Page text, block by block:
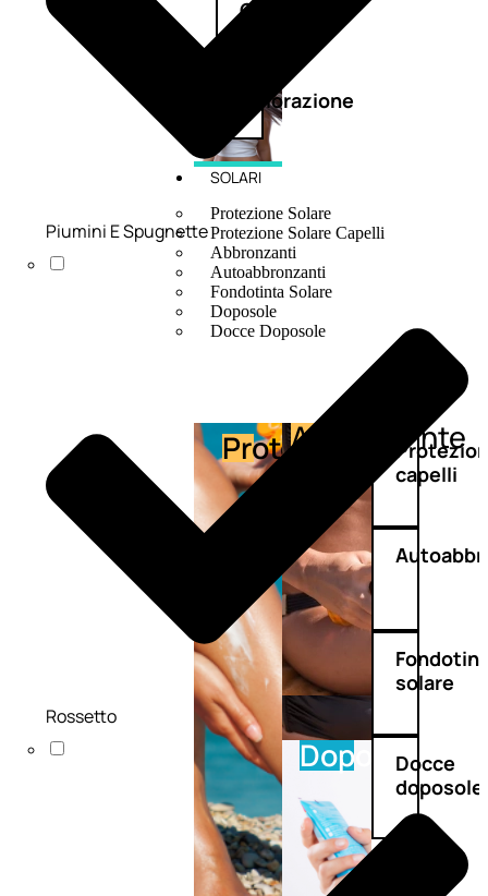
Gel
Colorazione
SOLARI
Protezione Solare
Protezione Solare Capelli
Abbronzanti
Autoabbronzanti
Fondotinta Solare
Doposole
Docce Doposole
ProtezioneAbbronzante
Doposole
capelli
solare
Docce
doposole
Piumini E Spugnette
Rossetto